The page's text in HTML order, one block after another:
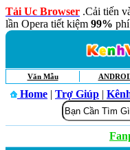
Tải Uc Browser .Cải tiến
lần Opera tiết kiệm 99%
Văn Mẫu
Home | Trợ Giúp |